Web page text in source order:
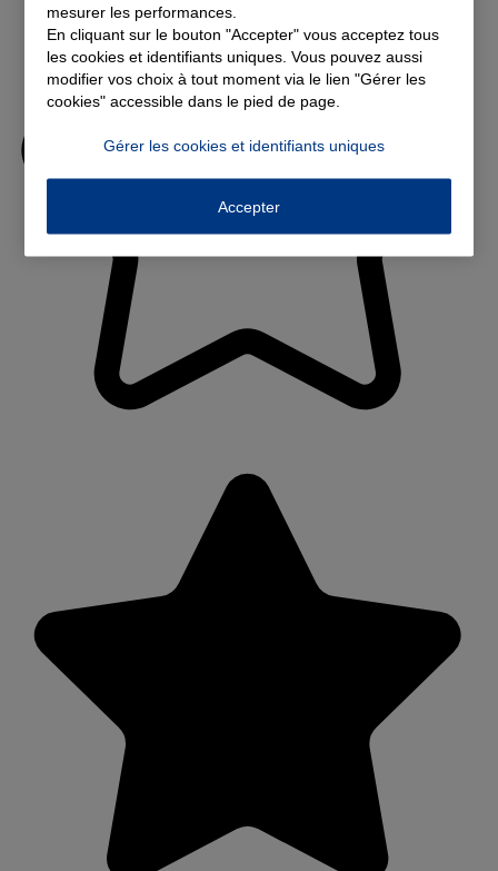
mesurer les performances.
En cliquant sur le bouton "Accepter" vous acceptez tous
les cookies et identifiants uniques. Vous pouvez aussi
modifier vos choix à tout moment via le lien "Gérer les
cookies" accessible dans le pied de page.
Gérer les cookies et identifiants uniques
Accepter